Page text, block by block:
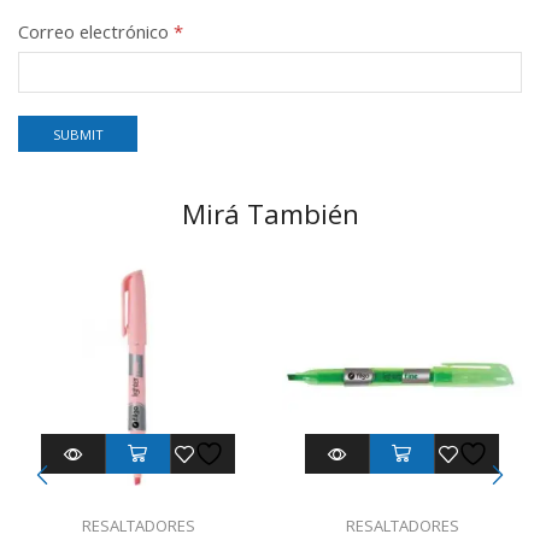
Correo electrónico *
Mirá También
RESALTADORES RESALTADORES